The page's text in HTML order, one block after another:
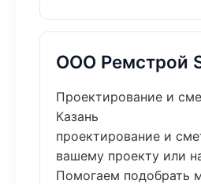
ООО Ремстрой
Проектирование и
Казань
проектирование и
вашему проекту или
Помогаем подобрать